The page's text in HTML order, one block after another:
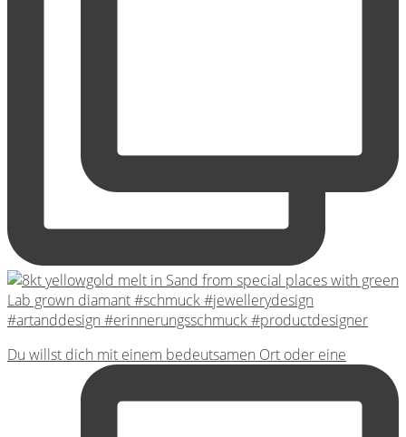
Du willst dich mit einem bedeutsamen Ort oder eine